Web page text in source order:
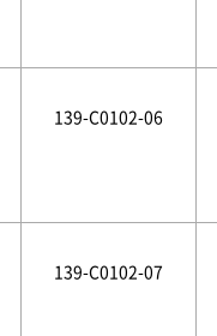
139-C0102-06
139-C0102-07